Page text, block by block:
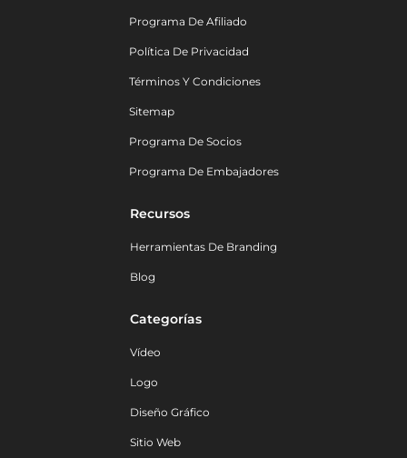
Programa De Afiliado
Política De Privacidad
Términos Y Condiciones
Sitemap
Programa De Socios
Programa De Embajadores
Recursos
Herramientas De Branding
Blog
Categorías
Vídeo
Logo
Diseño Gráfico
Sitio Web